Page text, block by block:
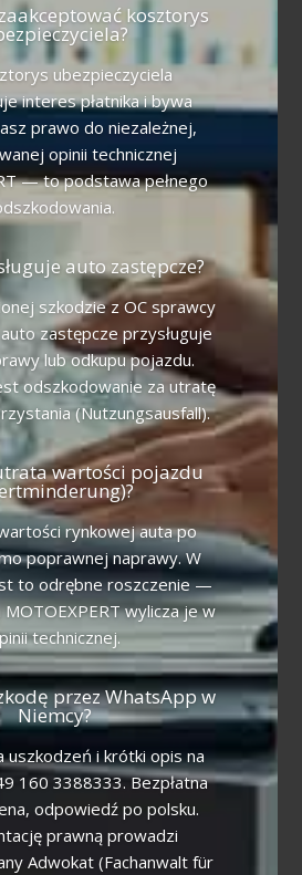
kosztorys
ubezpieczyciela
interes płatnika i bywa
prawo do niezależnej,
opinii technicznej
— to podstawa pełnego
auto zastępcze?
szkodzie z OC sprawcy
zastępcze przysługuje
lub odkupu pojazdu.
odszkodowanie za utratę
(Nutzungsausfall).
wartości pojazdu
rynkowej auta po
poprawnej naprawy. W
to odrębne roszczenie —
wylicza je w
technicznej.
przez WhatsApp w
Niemcy?
uszkodzeń i krótki opis na
160 3388333. Bezpłatna
odpowiedź po polsku.
prawną prowadzi
Adwokat (Fachanwalt für